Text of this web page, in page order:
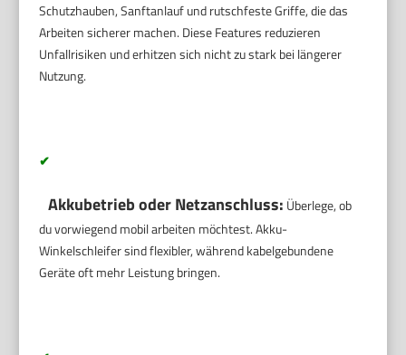
Schutzhauben, Sanftanlauf und rutschfeste Griffe, die das
Arbeiten sicherer machen. Diese Features reduzieren
Unfallrisiken und erhitzen sich nicht zu stark bei längerer
Nutzung.
✔
Akkubetrieb oder Netzanschluss: Überlege, ob
du vorwiegend mobil arbeiten möchtest. Akku-
Winkelschleifer sind flexibler, während kabelgebundene
Geräte oft mehr Leistung bringen.